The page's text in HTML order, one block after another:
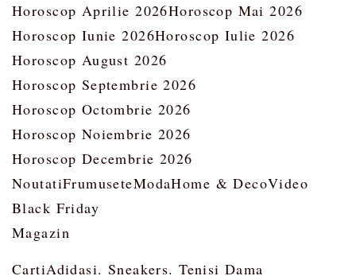
Horoscop Aprilie 2026Horoscop Mai 2026
Horoscop Iunie 2026Horoscop Iulie 2026
Horoscop August 2026
Horoscop Septembrie 2026
Horoscop Octombrie 2026
Horoscop Noiembrie 2026
Horoscop Decembrie 2026
NoutatiFrumuseteModaHome & DecoVideo
Black Friday
Magazin
CartiAdidasi. Sneakers. Tenisi Dama